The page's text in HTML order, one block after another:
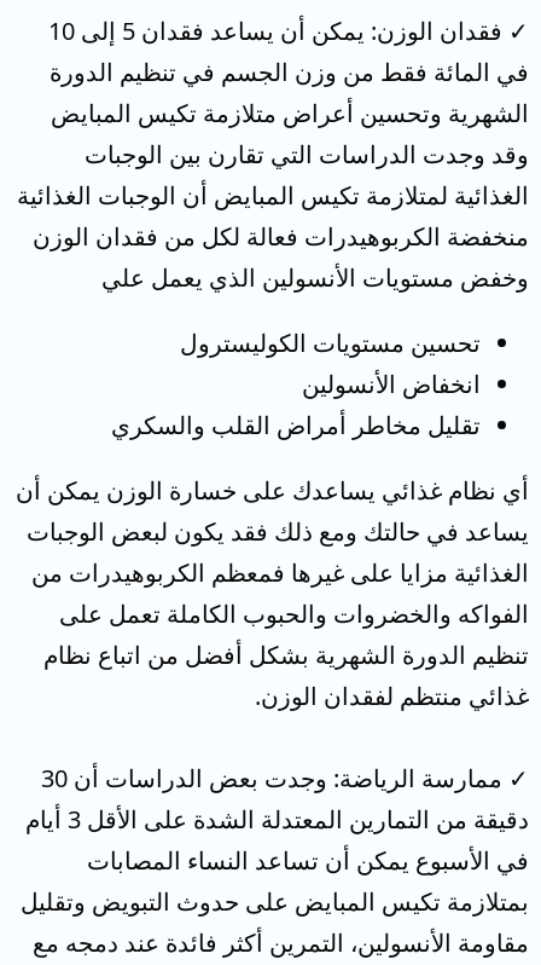
✓ فقدان الوزن: يمكن أن يساعد فقدان 5 إلى 10
في المائة فقط من وزن الجسم في تنظيم الدورة
الشهرية وتحسين أعراض متلازمة تكيس المبايض
وقد وجدت الدراسات التي تقارن بين الوجبات
الغذائية لمتلازمة تكيس المبايض أن الوجبات الغذائية
منخفضة الكربوهيدرات فعالة لكل من فقدان الوزن
وخفض مستويات الأنسولين الذي يعمل علي
تحسين مستويات الكوليسترول
انخفاض الأنسولين
تقليل مخاطر أمراض القلب والسكري
أي نظام غذائي يساعدك على خسارة الوزن يمكن أن
يساعد في حالتك ومع ذلك فقد يكون لبعض الوجبات
الغذائية مزايا على غيرها فمعظم الكربوهيدرات من
الفواكه والخضروات والحبوب الكاملة تعمل على
تنظيم الدورة الشهرية بشكل أفضل من اتباع نظام
غذائي منتظم لفقدان الوزن.
✓ ممارسة الرياضة: وجدت بعض الدراسات أن 30
دقيقة من التمارين المعتدلة الشدة على الأقل 3 أيام
في الأسبوع يمكن أن تساعد النساء المصابات
بمتلازمة تكيس المبايض على حدوث التبويض وتقليل
مقاومة الأنسولين، التمرين أكثر فائدة عند دمجه مع